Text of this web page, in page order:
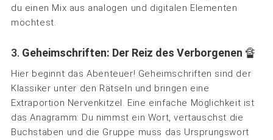
du einen Mix aus analogen und digitalen Elementen
möchtest.
3. Geheimschriften: Der Reiz des Verborgenen 🔏
Hier beginnt das Abenteuer! Geheimschriften sind der
Klassiker unter den Rätseln und bringen eine
Extraportion Nervenkitzel. Eine einfache Möglichkeit ist
das Anagramm: Du nimmst ein Wort, vertauschst die
Buchstaben und die Gruppe muss das Ursprungswort